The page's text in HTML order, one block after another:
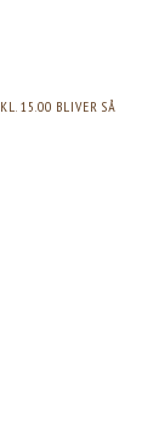
15.00 BLIVER SÅ